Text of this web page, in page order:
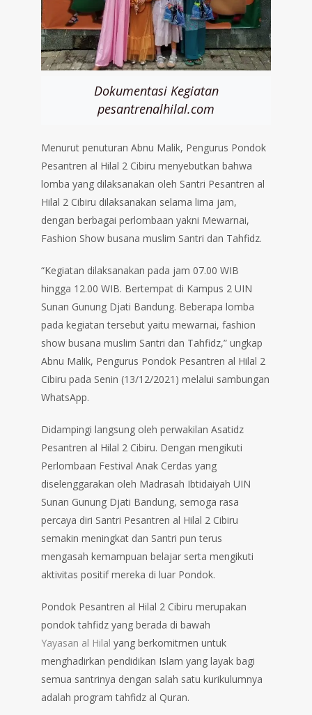
Dokumentasi Kegiatan
pesantrenalhilal.com
Menurut penuturan Abnu Malik, Pengurus Pondok
Pesantren al Hilal 2 Cibiru menyebutkan bahwa
lomba yang dilaksanakan oleh Santri Pesantren al
Hilal 2 Cibiru dilaksanakan selama lima jam,
dengan berbagai perlombaan yakni Mewarnai,
Fashion Show busana muslim Santri dan Tahfidz.
“Kegiatan dilaksanakan pada jam 07.00 WIB
hingga 12.00 WIB. Bertempat di Kampus 2 UIN
Sunan Gunung Djati Bandung. Beberapa lomba
pada kegiatan tersebut yaitu mewarnai, fashion
show busana muslim Santri dan Tahfidz,” ungkap
Abnu Malik, Pengurus Pondok Pesantren al Hilal 2
Cibiru pada Senin (13/12/2021) melalui sambungan
WhatsApp.
Didampingi langsung oleh perwakilan Asatidz
Pesantren al Hilal 2 Cibiru. Dengan mengikuti
Perlombaan Festival Anak Cerdas yang
diselenggarakan oleh Madrasah Ibtidaiyah UIN
Sunan Gunung Djati Bandung, semoga rasa
percaya diri Santri Pesantren al Hilal 2 Cibiru
semakin meningkat dan Santri pun terus
mengasah kemampuan belajar serta mengikuti
aktivitas positif mereka di luar Pondok.
Pondok Pesantren al Hilal 2 Cibiru merupakan
pondok tahfidz yang berada di bawah
Yayasan al Hilal yang berkomitmen untuk
menghadirkan pendidikan Islam yang layak bagi
semua santrinya dengan salah satu kurikulumnya
adalah program tahfidz al Quran.